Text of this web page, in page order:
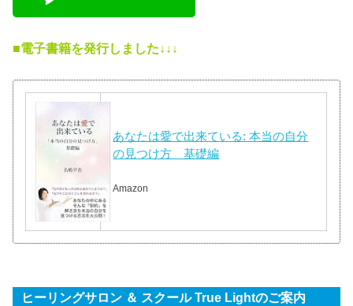
■電子書籍を発行しました↓↓↓
あなたは愛で出来ている: 本当の自分
の見つけ方 基礎編
Amazon
ヒーリングサロン ＆ スクール True Lightのご案内